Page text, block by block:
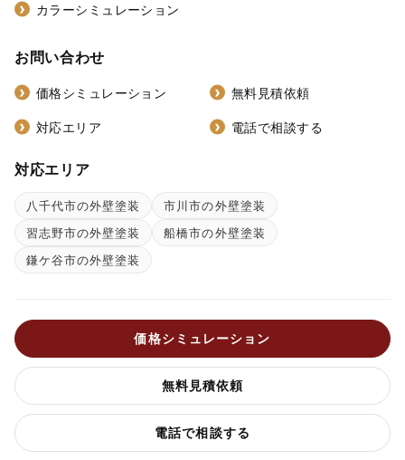
カラーシミュレーション
お問い合わせ
価格シミュレーション 無料見積依頼
対応エリア 電話で相談する
対応エリア
八千代市の外壁塗装
市川市の外壁塗装
習志野市の外壁塗装
船橋市の外壁塗装
鎌ケ谷市の外壁塗装
価格シミュレーション
無料見積依頼
電話で相談する